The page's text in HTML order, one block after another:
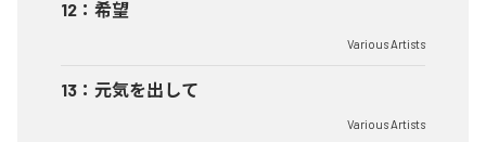
12 ： 希望
Various Artists
13 ： 元気を出して
Various Artists